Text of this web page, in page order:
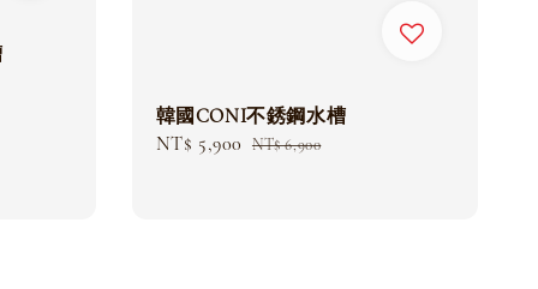
韓國CONI不銹鋼水槽
Sale
NT$ 5,900 Regular
NT$ 6,900